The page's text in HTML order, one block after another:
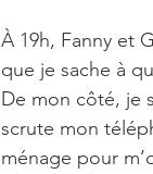
À 19h, Fanny et
que je sache à
De mon côté, je
scrute mon
ménage pour